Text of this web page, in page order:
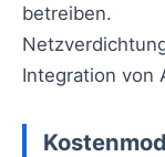
betreiben.
Integration von